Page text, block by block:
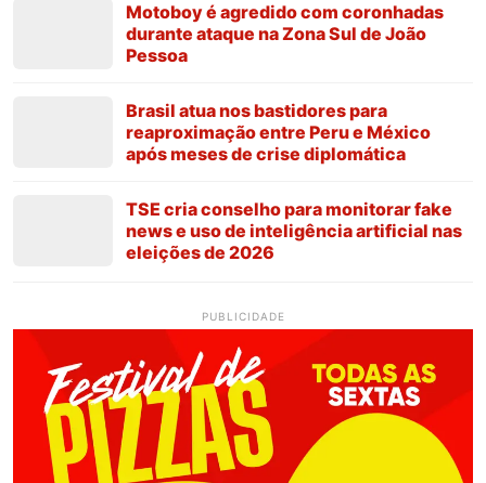
Motoboy é agredido com coronhadas
durante ataque na Zona Sul de João
Pessoa
Brasil atua nos bastidores para
reaproximação entre Peru e México
após meses de crise diplomática
TSE cria conselho para monitorar fake
news e uso de inteligência artificial nas
eleições de 2026
PUBLICIDADE